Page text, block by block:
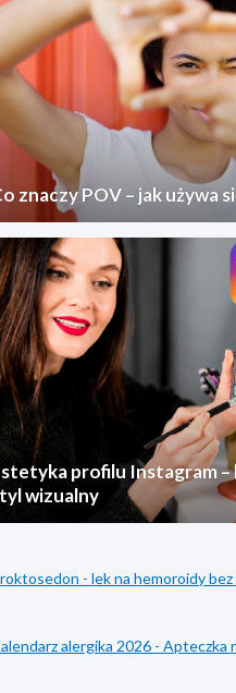
znaczy POV – jak używa
profilu Instagram
wizualny
- lek na hemoroidy
alergika 2026 - Apteczka